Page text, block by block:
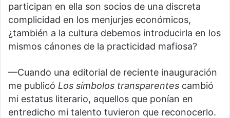
participan en ella son socios de una discreta
complicidad en los menjurjes económicos,
¿también a la cultura debemos introducirla en los
mismos cánones de la practicidad mafiosa?
—Cuando una editorial de reciente inauguración
me publicó Los símbolos transparentes cambió
mi estatus literario, aquellos que ponían en
entredicho mi talento tuvieron que reconocerlo.